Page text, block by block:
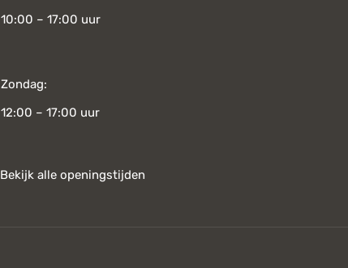
10:00 – 17:00 uur
Zondag:
12:00 – 17:00 uur
Bekijk alle openingstijden